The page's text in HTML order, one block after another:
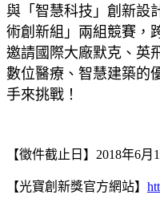
與「智慧科技」創新設
術創新組」兩組競賽，
邀請國際大廠默克、英
數位醫療、智慧建築的
手來挑戰！
【徵件截止日】2018年6月
【光寶創新獎官方網站】